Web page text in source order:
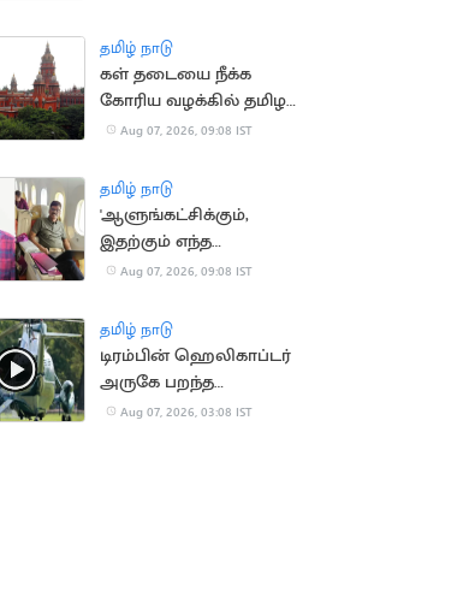
தமிழ் நாடு
கள் தடையை நீக்க
கோரிய வழக்கில் தமிழக
அரசு பதிலளிக்க
Aug 07, 2026, 09:08 IST
தமிழ் நாடு
'ஆளுங்கட்சிக்கும்,
இதற்கும் எந்த
சம்பந்தமும் இல்லை' -
Aug 07, 2026, 09:08 IST
தமிழ் நாடு
டிரம்பின் ஹெலிகாப்டர்
அருகே பறந்த
பயணிகள் விமானம்
Aug 07, 2026, 03:08 IST